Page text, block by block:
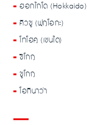
ฮอกไกโด (Hokkaido)
คิวชู (ฟุกุโอกะ)
โทโฮคุ (เซนได)
ชิโกกุ
ชูโกกุ
โอกินาว่า